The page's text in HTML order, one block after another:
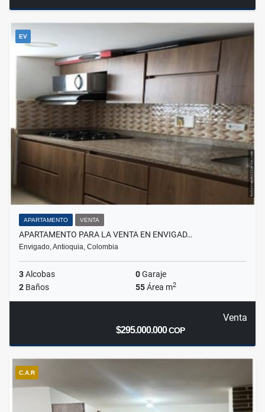
EV
APARTAMENTO VENTA
APARTAMENTO PARA LA VENTA EN ENVIGAD…
Envigado, Antioquia, Colombia
3Alcobas 0Garaje
2 Baños 55Área m2
Venta
$295.000.000COP
C.A.R